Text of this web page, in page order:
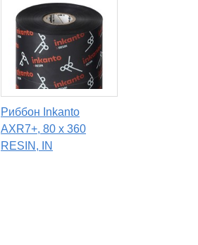
Риббон Inkanto
AXR7+, 80 х 360
RESIN, IN